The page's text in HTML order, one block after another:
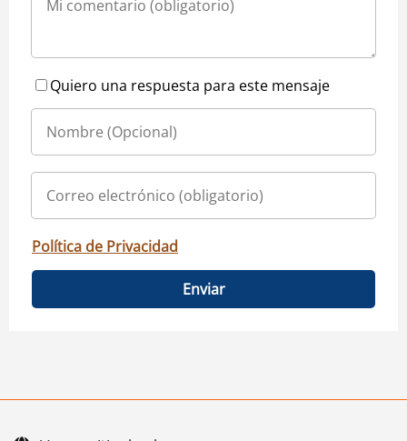
Quiero una respuesta para este mensaje
Política de Privacidad
Enviar